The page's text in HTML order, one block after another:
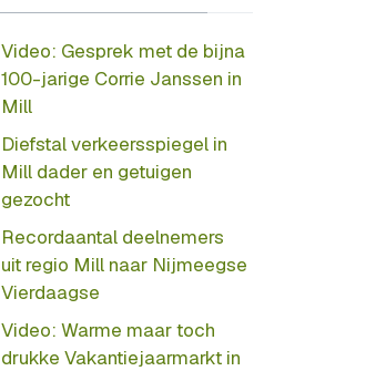
Video: Gesprek met de bijna
100-jarige Corrie Janssen in
Mill
Diefstal verkeersspiegel in
Mill dader en getuigen
gezocht
Recordaantal deelnemers
uit regio Mill naar Nijmeegse
Vierdaagse
Video: Warme maar toch
drukke Vakantiejaarmarkt in